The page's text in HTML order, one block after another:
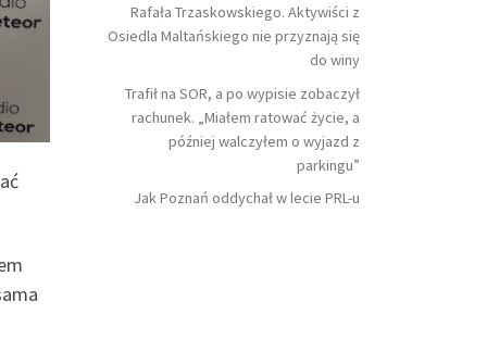
Rafała Trzaskowskiego. Aktywiści z
Osiedla Maltańskiego nie przyznają się
do winy
Trafił na SOR, a po wypisie zobaczył
rachunek. „Miałem ratować życie, a
później walczyłem o wyjazd z
parkingu”
Jak Poznań oddychał w lecie PRL-u